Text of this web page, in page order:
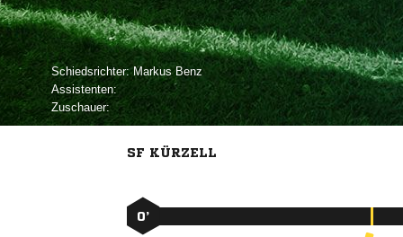
Schiedsrichter: 
Assistenten:
Zuschauer:
SF KÜRZELL
0’